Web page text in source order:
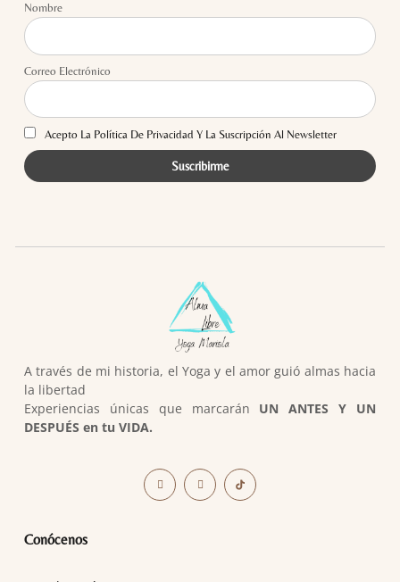
Nombre
Correo Electrónico
Acepto La Política De Privacidad Y La Suscripción Al Newsletter
A través de mi historia, el Yoga y el amor guió almas hacia
la libertad
Experiencias únicas que marcarán UN ANTES Y UN
DESPUÉS en tu VIDA.
Conócenos